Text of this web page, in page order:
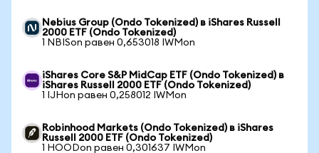
Nebius Group (Ondo Tokenized) в iShares Russell
2000 ETF (Ondo Tokenized)
1 NBISon равен 0,653018 IWMon
iShares Core S&P MidCap ETF (Ondo Tokenized) в
iShares Russell 2000 ETF (Ondo Tokenized)
1 IJHon равен 0,258012 IWMon
Robinhood Markets (Ondo Tokenized) в iShares
Russell 2000 ETF (Ondo Tokenized)
1 HOODon равен 0,301637 IWMon